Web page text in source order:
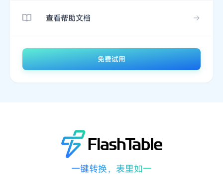
查看帮助文档
免费试用
一键转换，表里如一